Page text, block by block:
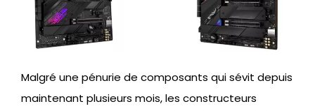
Malgré une pénurie de composants qui sévit depuis
maintenant plusieurs mois, les constructeurs